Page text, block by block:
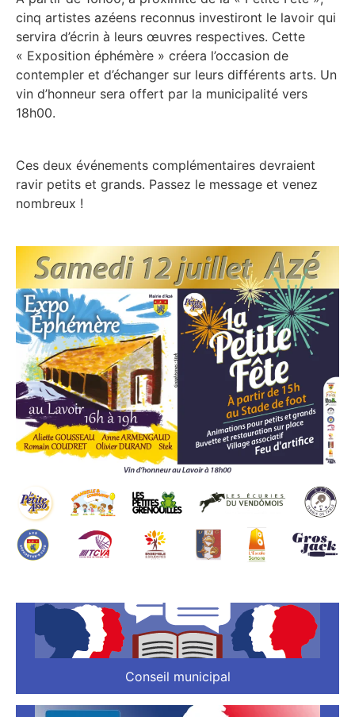
cinq artistes azéens reconnus investiront le lavoir qui
servira d’écrin à leurs œuvres respectives. Cette
« Exposition éphémère » créera l’occasion de
contempler et d’échanger sur leurs différents arts. Un
vin d’honneur sera offert par la municipalité vers
18h00.
Ces deux événements complémentaires devraient
ravir petits et grands. Passez le message et venez
nombreux !
Conseil municipal